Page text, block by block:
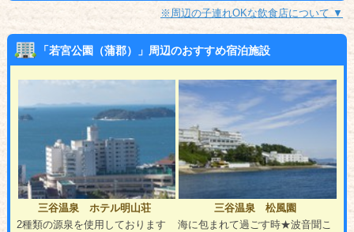
※周辺の子連れOKな飲食店について ▼
「若宮公園（蒲郡）」周辺のおすすめ宿泊施設
三谷温泉 ホテル明山荘
2種類の源泉を使用しております
三谷温泉 松風園
海に包まれて過ごす時★波音聞こ